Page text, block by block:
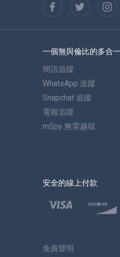
一個無與倫比的多合
簡訊追蹤
WhatsApp 追蹤
Snapchat 追蹤
電報追蹤
mSpy 無需越獄
安全的線上付款
免責聲明